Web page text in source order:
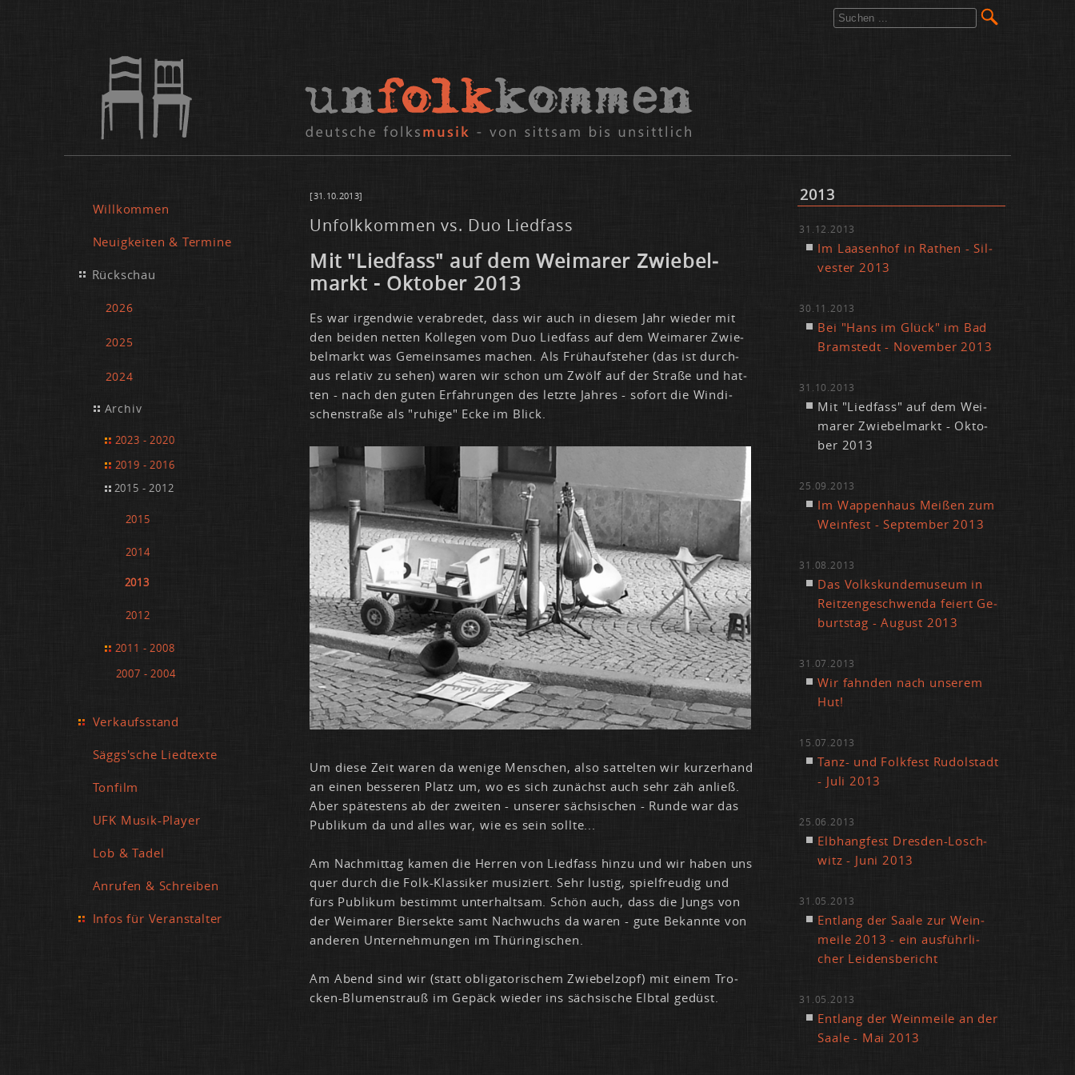
Willkommen
Neuigkeiten & Termine
Rückschau
2026
2025
2024
Archiv
2023 - 2020
2019 - 2016
2015 - 2012
2015
2014
2013
2012
2011 - 2008
2007 - 2004
Verkaufsstand
Säggs'sche Liedtexte
Tonfilm
UFK Musik-Player
Lob & Tadel
Anrufen & Schreiben
Infos für Veranstalter
[31.10.2013]
Unfolkkommen vs. Duo Liedfass
Mit "Lied­fass" auf dem Wei­ma­rer Zwie­bel­
markt - Ok­to­ber 2013
Es war ir­gend­wie ver­ab­re­det, dass wir auch in die­sem Jahr wie­der mit
den bei­den net­ten Kol­le­gen vom Duo Lied­fass auf dem Wei­ma­rer Zwie­
bel­markt was Ge­mein­sa­mes ma­chen. Als Früh­auf­ste­her (das ist durch­
aus re­la­tiv zu se­hen) wa­ren wir schon um Zwölf auf der Stra­ße und hat­
ten - nach den gu­ten Er­fah­run­gen des letz­te Jah­res - so­fort die Win­di­
schen­stra­ße als "ru­hi­ge" Ecke im Blick.
Um die­se Zeit wa­ren da we­ni­ge Men­schen, al­so sat­tel­ten wir kur­zer­hand
an ei­nen bes­se­ren Platz um, wo es sich zu­nächst auch sehr zäh an­ließ.
Aber spä­tes­tens ab der zwei­ten - un­se­rer säch­si­schen - Run­de war das
Pu­bli­kum da und al­les war, wie es sein soll­te...
Am Nach­mit­tag ka­men die Her­ren von Lied­fass hin­zu und wir ha­ben uns
quer durch die Folk-Klas­si­ker mu­si­ziert. Sehr lus­tig, spiel­freu­dig und
fürs Pu­bli­kum be­stimmt un­ter­halt­sam. Schön auch, dass die Jungs von
der Wei­ma­rer Bier­sek­te samt Nach­wuchs da wa­ren - gu­te Be­kann­te von
an­de­ren Un­ter­neh­mun­gen im Thü­rin­gi­schen.
Am Abend sind wir (statt ob­li­ga­to­ri­schem Zwie­bel­zopf) mit ei­nem Tro­
cken-Blu­men­strauß im Ge­päck wie­der ins säch­si­sche Elb­tal ge­düst.
2013
31.12.2013
Im Laa­sen­hof in Ra­then - Sil­
ves­ter 2013
30.11.2013
Bei "Hans im Glück" im Bad
Bramstedt - No­vem­ber 2013
31.10.2013
Mit "Lied­fass" auf dem Wei­
ma­rer Zwie­bel­markt - Ok­to­
ber 2013
25.09.2013
Im Wap­pen­haus Mei­ßen zum
Wein­fest - Sep­tem­ber 2013
31.08.2013
Das Volks­kun­de­mu­se­um in
Reit­zen­ge­schwen­da fei­ert Ge­
burts­tag - Au­gust 2013
31.07.2013
Wir fahn­den nach un­se­rem
Hut!
15.07.2013
Tanz- und Folk­fest Ru­dol­stadt
- Ju­li 2013
25.06.2013
Elb­hang­fest Dres­den-Losch­
witz - Ju­ni 2013
31.05.2013
Ent­lang der Saa­le zur Wein­
mei­le 2013 - ein aus­führ­li­
cher Lei­dens­be­richt
31.05.2013
Ent­lang der Wein­mei­le an der
Saa­le - Mai 2013